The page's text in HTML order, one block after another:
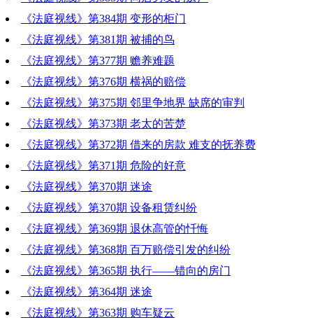
《法庭视线》第384期 变形的柜门
《法庭视线》第381期 被捕的鸟
《法庭视线》第377期 赡养难题
《法庭视线》第376期 横祸的赔偿
《法庭视线》第375期 邻里争地界 缺席的审判
《法庭视线》第373期 老太的苦楚
《法庭视线》第372期 借来的房款 难支的抚养费
《法庭视线》第371期 危险的好意
《法庭视线》第370期 迷途
《法庭视线》第370期 设备租赁纠纷
《法庭视线》第369期 退休高管的忏悔
《法庭视线》第368期 百万赔偿引发的纠纷
《法庭视线》第365期 执行——错向的房门
《法庭视线》第364期 迷途
《法庭视线》第363期 购车疑云